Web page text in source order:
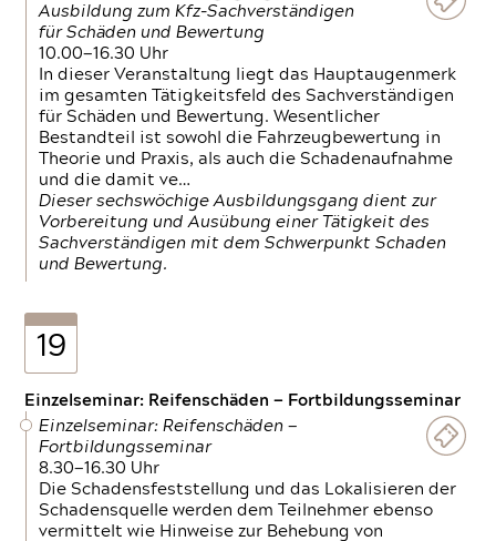
Ausbildung zum Kfz-Sachverständigen
für Schäden und Bewertung
10.00—16.30 Uhr
In dieser Veranstaltung liegt das Hauptaugenmerk
im gesamten Tätigkeitsfeld des Sachverständigen
für Schäden und Bewertung. Wesentlicher
Bestandteil ist sowohl die Fahrzeugbewertung in
Theorie und Praxis, als auch die Schadenaufnahme
und die damit ve…
Dieser sechswöchige Ausbildungsgang dient zur
Vorbereitung und Ausübung einer Tätigkeit des
Sachverständigen mit dem Schwerpunkt Schaden
und Bewertung.
19
Einzelseminar: Reifenschäden — Fortbildungsseminar
Einzelseminar: Reifenschäden —
Fortbildungsseminar
8.30—16.30 Uhr
Die Schadensfeststellung und das Lokalisieren der
Schadensquelle werden dem Teilnehmer ebenso
vermittelt wie Hinweise zur Behebung von